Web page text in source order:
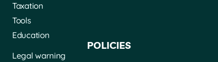
Taxation
Tools
Education
POLICIES
Legal warning